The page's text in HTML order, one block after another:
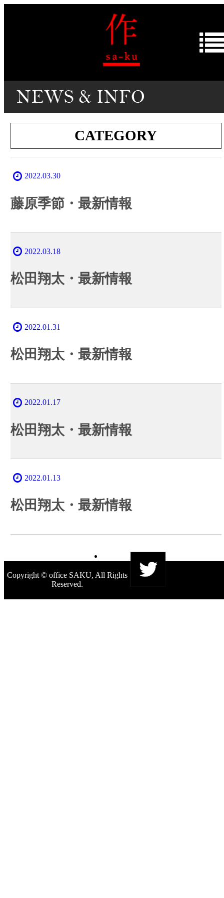
CATEGORY
2022.03.30
藤原季節・最新情報
2022.03.18
松田翔太・最新情報
2022.01.31
松田翔太・最新情報
2022.01.17
松田翔太・最新情報
2022.01.13
松田翔太・最新情報
Copyright © office SAKU, All Rights
Reserved.